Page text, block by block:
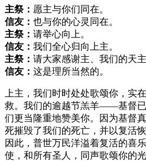
主祭： 愿主与你们同在。
信友： 也与你的心灵同在。
主祭： 请举心向上。
信友： 我们全心归向上主。
主祭： 请大家感谢主、我们的天主
信友： 这是理所当然的。
上主，我们时时处处歌颂你，实
救。我们的逾越节羔羊——基督
们更当隆重地赞美你。因为基督
死摧毁了我们的死亡，并以复活
因此，普世万民洋溢着复活的喜
使，和所有圣人，同声歌颂你的